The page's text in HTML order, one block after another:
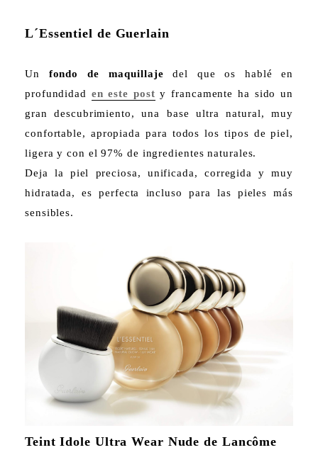
L´Essentiel de Guerlain
Un fondo de maquillaje del que os hablé en
profundidad en este post y francamente ha sido un
gran descubrimiento, una base ultra natural, muy
confortable, apropiada para todos los tipos de piel,
ligera y con el 97% de ingredientes naturales.
Deja la piel preciosa, unificada, corregida y muy
hidratada, es perfecta incluso para las pieles más
sensibles.
Teint Idole Ultra Wear Nude de Lancôme